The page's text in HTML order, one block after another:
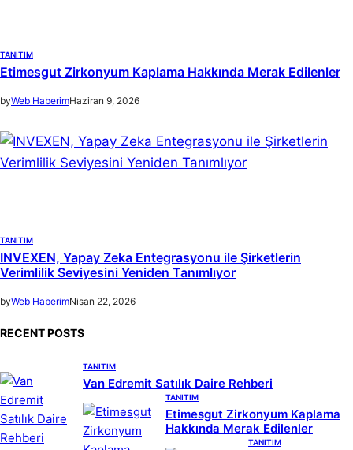
TANITIM
Etimesgut Zirkonyum Kaplama Hakkında Merak Edilenler
byWeb HaberimHaziran 9, 2026
TANITIM
INVEXEN, Yapay Zeka Entegrasyonu ile Şirketlerin
Verimlilik Seviyesini Yeniden Tanımlıyor
byWeb HaberimNisan 22, 2026
RECENT POSTS
TANITIM
Van Edremit Satılık Daire Rehberi
TANITIM
Etimesgut Zirkonyum Kaplama
Hakkında Merak Edilenler
TANITIM